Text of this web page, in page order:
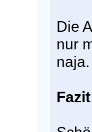
Die
nur
naja.